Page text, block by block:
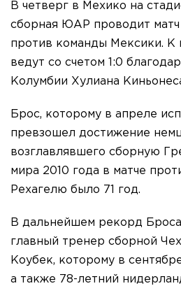
В четверг в Мехико на
сборная ЮАР проводит
против команды Мексики. К
ведут со счетом 1:0
Колумбии Хулиана
Брос, которому в апреле
превзошел достижение
возглавлявшего сборную
мира 2010 года в матче
Рехагелю было 71 год.
В дальнейшем рекорд
главный тренер сборной
Коубек, которому в
а также 78-летний